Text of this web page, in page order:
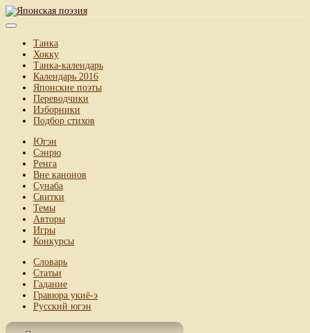
Танка
Хокку
Танка-календарь
Календарь 2016
Японские поэты
Переводчики
Изборники
Подбор стихов
Югэн
Сэнрю
Ренга
Вне канонов
Сунаба
Свитки
Темы
Авторы
Игры
Конкурсы
Словарь
Статьи
Гадание
Гравюра укиё-э
Русский югэн